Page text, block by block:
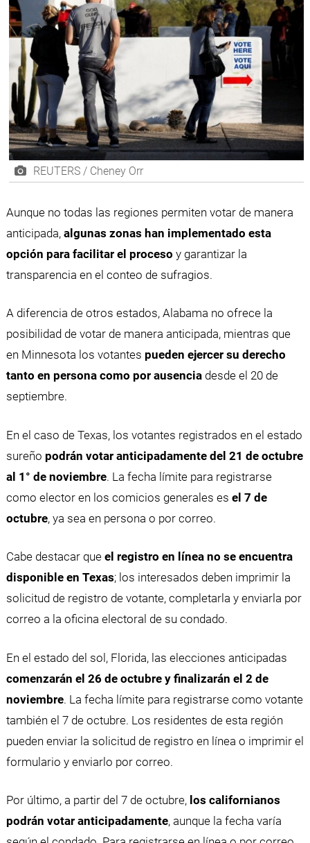
REUTERS / Cheney Orr
Aunque no todas las regiones permiten votar de manera
anticipada, algunas zonas han implementado esta
opción para facilitar el proceso y garantizar la
transparencia en el conteo de sufragios.
A diferencia de otros estados, Alabama no ofrece la
posibilidad de votar de manera anticipada, mientras que
en Minnesota los votantes pueden ejercer su derecho
tanto en persona como por ausenciadesde el 20 de
septiembre.
En el caso de Texas, los votantes registrados en el estado
sureño podrán votar anticipadamente del 21 de octubre
al 1° de noviembre. La fecha límite para registrarse
como elector en los comicios generales es el 7 de
octubre, ya sea en persona o por correo.
Cabe destacar queel registro en línea no se encuentra
disponible en Texas; los interesados deben imprimir la
solicitud de registro de votante, completarla y enviarla por
correo a la oficina electoral de su condado.
En el estado del sol, Florida, las elecciones anticipadas
comenzarán el 26 de octubre y finalizarán el 2 de
noviembre. La fecha límite para registrarse como votante
también el 7 de octubre. Los residentes de esta región
pueden enviar la solicitud de registro en línea o imprimir el
formulario y enviarlo por correo.
Por último, a partir del 7 de octubre, los californianos
podrán votar anticipadamente, aunque la fecha varía